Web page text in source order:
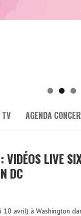
AGENDA
LIVE
DC
avril) à Washington